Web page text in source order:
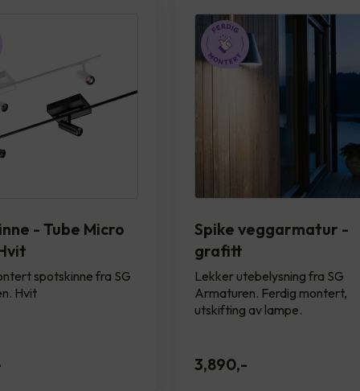
- Tube Micro
spotskinne fra SG
Hvit
Spike veggarmatur -
grafitt
Lekker utebelysning fra SG
Armaturen. Ferdig montert,
utskifting av lampe.
3,890,-